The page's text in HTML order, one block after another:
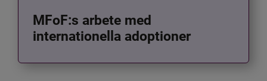
MFoF:s arbete med
internationella adoptioner